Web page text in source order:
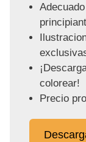
colorear!
Precio